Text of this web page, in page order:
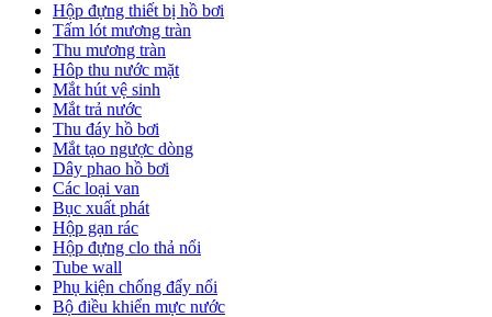
Hộp đựng thiết bị hồ bơi
Tấm lót mương tràn
Thu mương tràn
Hôp thu nước mặt
Mắt hút vệ sinh
Mắt trả nước
Thu đáy hồ bơi
Mắt tạo ngược dòng
Dây phao hồ bơi
Các loại van
Bục xuất phát
Hộp gạn rác
Hộp đựng clo thả nổi
Tube wall
Phụ kiện chống đẩy nổi
Bộ điều khiển mực nước